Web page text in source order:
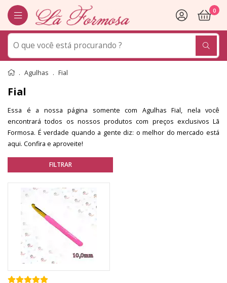
0
Agulhas Fial
Fial
Essa é a nossa página somente com Agulhas Fial, nela você
encontrará todos os nossos produtos com preços exclusivos Lã
Formosa. É verdade quando a gente diz: o melhor do mercado está
aqui. Confira e aproveite!